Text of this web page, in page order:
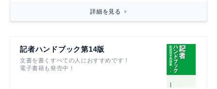
詳細を見る
記者ハンドブック第14版
文書を書くすべての人におすすめです！
電子書籍も発売中！